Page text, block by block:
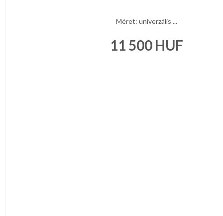
Méret: univerzális ...
11 500 HUF